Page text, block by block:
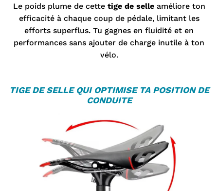
Le poids plume de cette tige de selleaméliore ton
efficacité à chaque coup de pédale, limitant les
efforts superflus. Tu gagnes en fluidité et en
performances sans ajouter de charge inutile à ton
vélo.
TIGE DE SELLEQUI OPTIMISE TA POSITION DE
CONDUITE